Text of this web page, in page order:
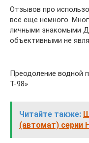
Отзывов про
всё еще немного.
личными знакомыми
объективными не
Преодоление водной
Т-98»
Читайте также:
(автомат) серии